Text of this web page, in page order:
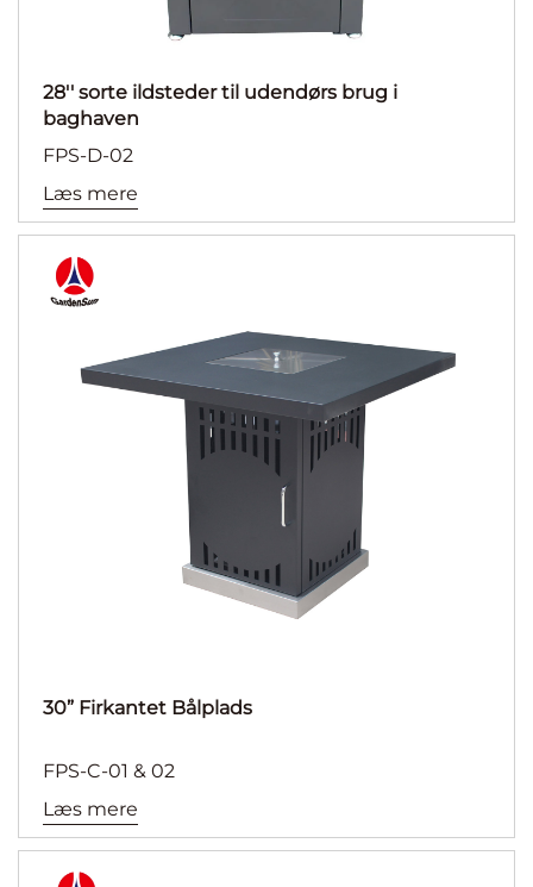
28'' sorte ildsteder til udendørs brug i
baghaven
FPS-D-02
Læs mere
30” Firkantet Bålplads
FPS-C-01 & 02
Læs mere